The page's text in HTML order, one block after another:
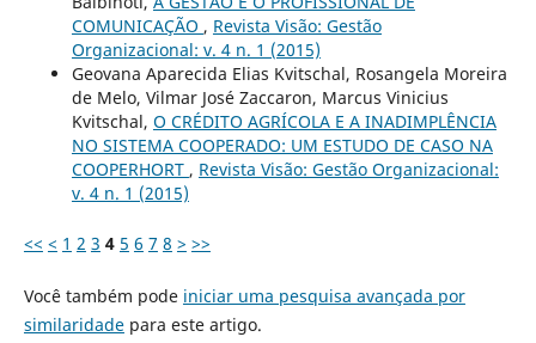
COMUNICAÇÃO , Revista Visão: Gestão
Organizacional: v. 4 n. 1 (2015)
Geovana Aparecida Elias Kvitschal, Rosangela Moreira
de Melo, Vilmar José Zaccaron, Marcus Vinicius
Kvitschal, O CRÉDITO AGRÍCOLA E A INADIMPLÊNCIA
NO SISTEMA COOPERADO: UM ESTUDO DE CASO NA
COOPERHORT , Revista Visão: Gestão Organizacional:
v. 4 n. 1 (2015)
<< < 1 2 3 4 5 6 7 8 > >>
Você também pode iniciar uma pesquisa avançada por
similaridadepara este artigo.